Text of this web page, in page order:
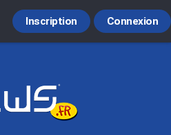
Connexion
Inscription